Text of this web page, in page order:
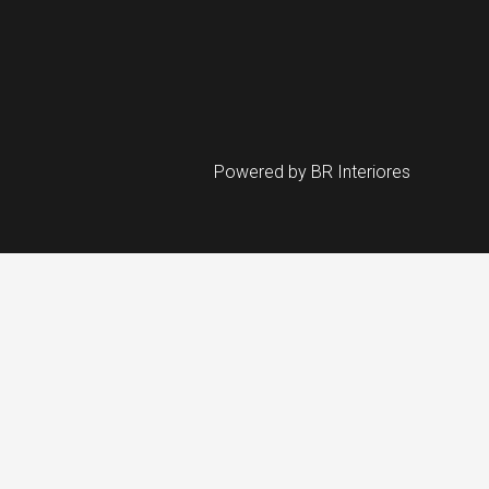
Powered by BR Interiores